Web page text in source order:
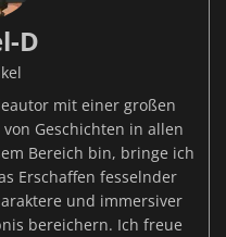
D
mit einer großen
Geschichten in allen
Bereich bin, bringe ich
Erschaffen fesselnder
und immersiver
bereichern. Ich freue